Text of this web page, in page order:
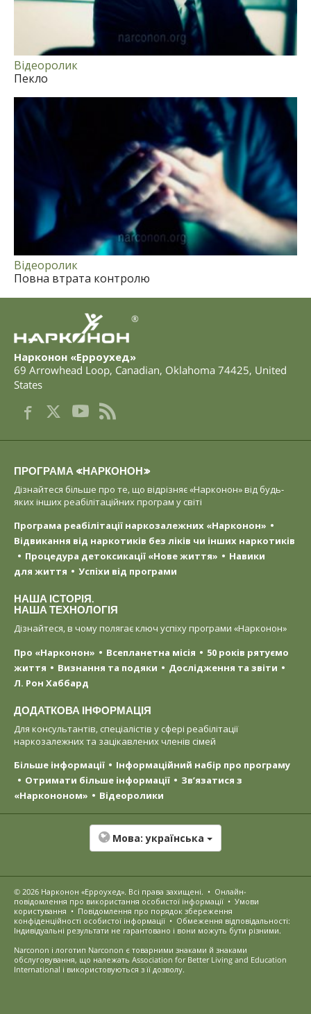
Відеоролик
Пекло
Відеоролик
Повна втрата контролю
®
Нарконон «Ерроухед»
69 Arrowhead Loop, Canadian, Oklahoma 74425, United
States
ПРОГРАМА «НАРКОНОН»
Дізнайтеся більше про те, що відрізняє «Нарконон» від будь-
яких інших реабілітаційних програм у світі
Програма реабілітації наркозалежних «Нарконон»
Відвикання від наркотиків без ліків чи інших наркотиків
Процедура детоксикації «Нове життя»
Навики
для життя
Успіхи від програми
НАША ІСТОРІЯ.
НАША ТЕХНОЛОГІЯ
Дізнайтеся, в чому полягає ключ успіху програми «Нарконон»
Про «Нарконон»
Всепланетна місія
50 років рятуємо
життя
Визнання та подяки
Дослідження та звіти
Л. Рон Хаббард
ДОДАТКОВА ІНФОРМАЦІЯ
Для консультантів, спеціалістів у сфері реабілітації
наркозалежних та зацікавлених членів сімей
Більше інформації
Інформаційний набір про програму
Отримати більше інформації
Зв’язатися з
«Наркононом»
Відеоролики
Мова: українська
© 2026 Нарконон «Ерроухед». Всі права захищені. • Онлайн-
повідомлення про використання особистої інформації • Умови
користування • Повідомлення про порядок збереження
конфіденційності особистої інформації • Обмеження відповідальності:
Індивідуальні результати не гарантовано і вони можуть бути різними.
Narconon і логотип Narconon є товарними знаками й знаками
обслуговування, що належать Association for Better Living and Education
International і використовуються з її дозволу.